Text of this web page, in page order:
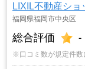
LIXIL不動産シ
福岡県福岡市中央区
総合評価 -
※口コミ数が規定件数